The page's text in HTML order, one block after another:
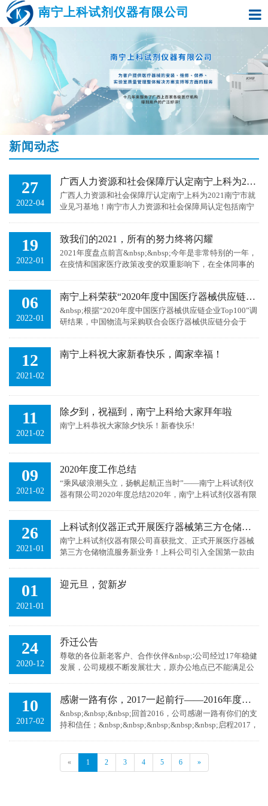
南宁上科试剂仪器有限公司
> >
新闻动态
27
2022-04
广西人力资源和社会保障厅认定南宁上科为2021南宁市就业见习基地！
广西人力资源和社会保障厅认定南宁上科为2021南宁市就
业见习基地！​南宁市人力资源和社会保障局认定包括南宁
19
2022-01
致我们的2021，所有的努力终将闪耀
2021年度盘点前言&nbsp;&nbsp;今年是非常特别的一年，
在疫情和国家医疗政策改变的双重影响下，在全体同事的
06
2022-01
南宁上科荣获“2020年度中国医疗器械供应链百强企业”称号
&nbsp;根据“2020年度中国医疗器械供应链企业Top100”调
研结果，中国物流与采购联合会医疗器械供应链分会于
12
2021-02
南宁上科祝大家新春快乐，阖家幸福！
11
2021-02
除夕到，祝福到，南宁上科给大家拜年啦
​南宁上科恭祝大家除夕快乐！新春快乐!
09
2021-02
2020年度工作总结
“乘风破浪潮头立，扬帆起航正当时”——南宁上科试剂仪
器有限公司2020年度总结2020年，南宁上科试剂仪器有限
26
2021-01
上科试剂仪器正式开展医疗器械第三方仓储物流服务
南宁上科试剂仪器有限公司喜获批文、正式开展医疗器械
第三方仓储物流服务新业务！上科公司引入全国第一款由
01
2021-01
迎元旦，贺新岁
24
2020-12
乔迁公告
尊敬的各位新老客户、合作伙伴&nbsp;∶公司经过17年稳健
发展，公司规模不断发展壮大，原办公地点已不能满足公
10
2017-02
感谢一路有你，2017一起前行——2016年度工作总结暨颁奖晚会
&nbsp;&nbsp;&nbsp;回首2016，公司感谢一路有你们的支
持和信任；&nbsp;&nbsp;&nbsp;&nbsp;&nbsp;启程2017，
« 1 2 3 4 5 6 »